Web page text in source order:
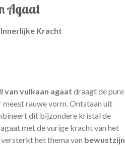
Agaat
Kracht
van vulkaan agaat draagt de pure
meest rauwe vorm. Ontstaan uit
dit bijzondere kristal de
met de vurige kracht van het
het thema van bewustzijn,